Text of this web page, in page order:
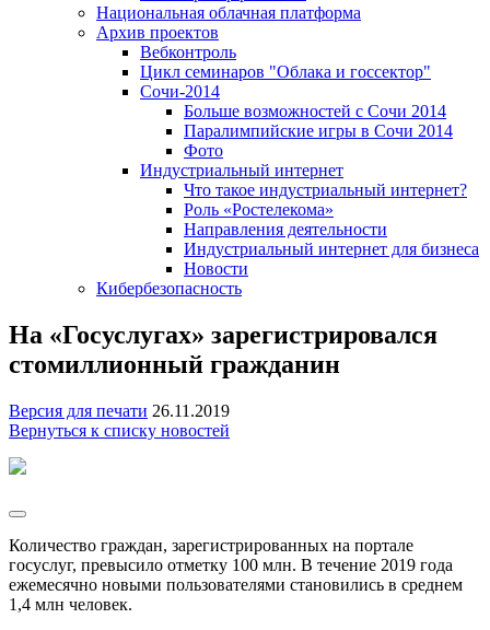
Национальная облачная платформа
Архив проектов
Вебконтроль
Цикл семинаров "Облака и госсектор"
Сочи-2014
Больше возможностей с Сочи 2014
Паралимпийские игры в Сочи 2014
Фото
Индустриальный интернет
Что такое индустриальный интернет?
Роль «Ростелекома»
Направления деятельности
Индустриальный интернет для бизнеса
Новости
Кибербезопасность
На «Госуслугах» зарегистрировался
стомиллионный гражданин
Версия для печати 26.11.2019
Вернуться к списку новостей
Количество граждан, зарегистрированных на портале
госуслуг, превысило отметку 100 млн. В течение 2019 года
ежемесячно новыми пользователями становились в среднем
1,4 млн человек.